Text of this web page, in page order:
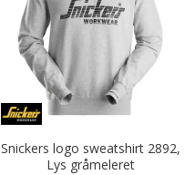
Snickers logo sweatshirt 2892,
Lys gråmeleret